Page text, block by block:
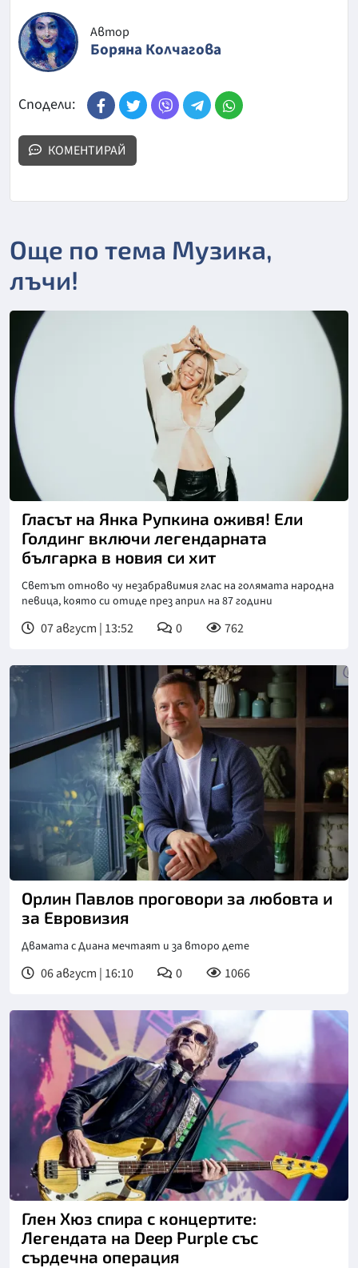
Автор
Боряна Колчагова
Сподели:
КОМЕНТИРАЙ
Още по тема Музика,
лъчи!
Гласът на Янка Рупкина оживя! Ели
Голдинг включи легендарната
българка в новия си хит
Светът отново чу незабравимия глас на голямата народна
певица, която си отиде през април на 87 години
07 август | 13:52 0 762
Снимка: БТА
Орлин Павлов проговори за любовта и
за Евровизия
Двамата с Диана мечтаят и за второ дете
06 август | 16:10 0 1066
Глен Хюз спира с концертите:
Легендата на Deep Purple със
сърдечна операция